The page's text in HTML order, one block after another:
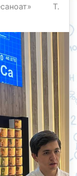
Т.